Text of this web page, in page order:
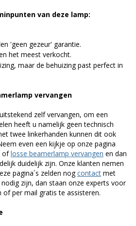
van deze lamp:
'geen gezeur' garantie.
het meest verkocht.
maar de behuizing past perfect in
vervangen
zelf vervangen, om een
heeft u namelijk geen technisch
twee linkerhanden kunnen dit ook
even een kijkje op onze pagina
oflosse beamerlamp vervangen en dan
duidelijk zijn. Onze klanten nemen
pagina´s zelden nogcontact met
zijn, dan staan onze experts voor
per mail gratis te assisteren.